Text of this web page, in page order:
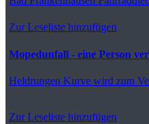
Zur Leseliste hinzufügen
Mopedunfall - eine Person
Heldrungen Kurve wird zum
Zur Leseliste hinzufügen